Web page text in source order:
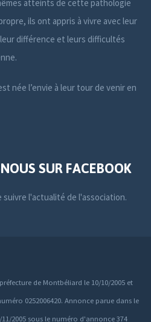
atteints de cette pathologie
ils ont appris à vivre avec leur
différence et leurs difficultés
née l’envie à leur tour de venir en
SUR FACEBOOK
suivre l'actualité de l'association.
de Montbéliard le 10/10/2005 et
0252006420. Annonce parue dans le
2005 sous le numéro d'annonce 374